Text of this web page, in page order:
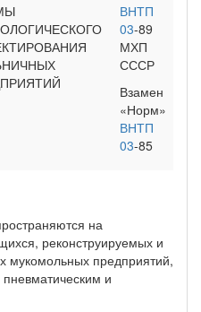
ВНТП
03-89
МХП
СССР
Взамен
«Норм»
ВНТП
03-85
на
реконструируемых и
мукомольных предприятий,
и